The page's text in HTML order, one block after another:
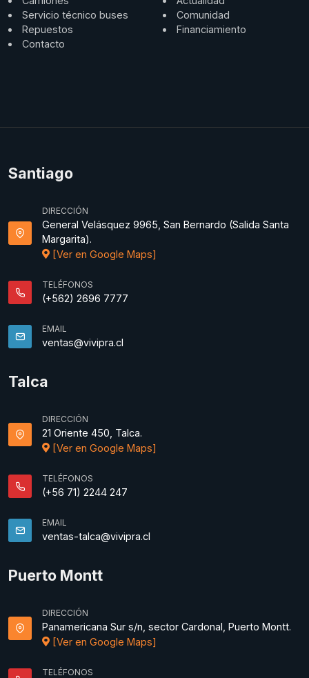
Servicio técnico buses
Repuestos
Contacto
Comunidad
Financiamiento
Santiago
DIRECCIÓN
General Velásquez 9965, San Bernardo (Salida Santa
Margarita).
[Ver en Google Maps]
TELÉFONOS
(+562) 2696 7777
EMAIL
ventas@vivipra.cl
Talca
DIRECCIÓN
21 Oriente 450, Talca.
[Ver en Google Maps]
TELÉFONOS
(+56 71) 2244 247
EMAIL
ventas-talca@vivipra.cl
Puerto Montt
DIRECCIÓN
Panamericana Sur s/n, sector Cardonal, Puerto Montt.
[Ver en Google Maps]
TELÉFONOS